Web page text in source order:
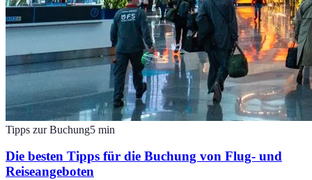
Tipps zur Buchung5 min
Die besten Tipps für die Buchung von Flug- und
Reiseangeboten